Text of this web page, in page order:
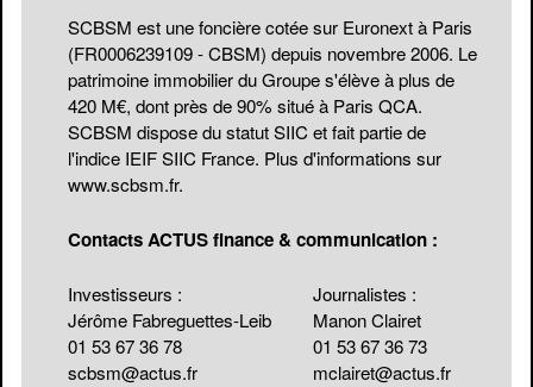
SCBSM est une foncière cotée sur Euronext à Paris
(FR0006239109 - CBSM) depuis novembre 2006. Le
patrimoine immobilier du Groupe s'élève à plus de
420 M€, dont près de 90% situé à Paris QCA.
SCBSM dispose du statut SIIC et fait partie de
l'indice IEIF SIIC France. Plus d'informations sur
www.scbsm.fr.
Contacts ACTUS finance & communication :
Investisseurs :
Journalistes :
Jérôme Fabreguettes-Leib
Manon Clairet
01 53 67 36 78
01 53 67 36 73
scbsm@actus.fr
mclairet@actus.fr